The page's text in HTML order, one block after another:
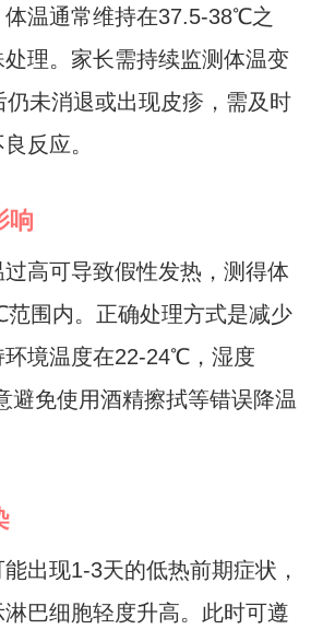
体温通常维持在37.5-38℃之
理。家长需持续监测体温变
仍未消退或出现皮疹，需及时
反应。
响
高可导致假性发热，测得体
围内。正确处理方式是减少
环境温度在22-24℃，湿度
避免使用酒精擦拭等错误降温
出现1-3天的低热前期症状，
巴细胞轻度升高。此时可遵